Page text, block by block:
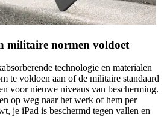
militaire normen voldoet
technologie en materialen
te voldoen aan of de militaire standaard
voor nieuwe niveaus van bescherming.
op weg naar het werk of hem per
je iPad is beschermd tegen vallen en